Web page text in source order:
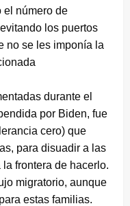
el número de
los puertos
no se les imponía la
durante el
por Biden, fue
cero) que
para disuadir a las
frontera de hacerlo.
migratorio, aunque
estas familias.